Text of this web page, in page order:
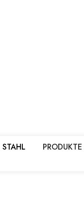
STAHL PRODUKTE